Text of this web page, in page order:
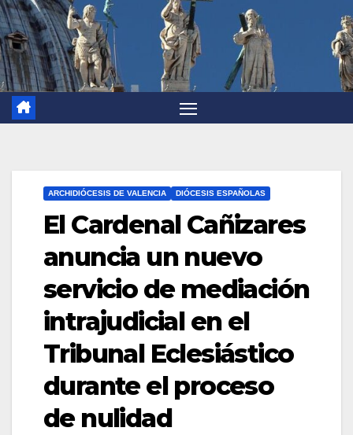
ARCHIDIÓCESIS DE VALENCIA DIÓCESIS ESPAÑOLAS
El Cardenal Cañizares
anuncia un nuevo
servicio de mediación
intrajudicial en el
Tribunal Eclesiástico
durante el proceso
de nulidad